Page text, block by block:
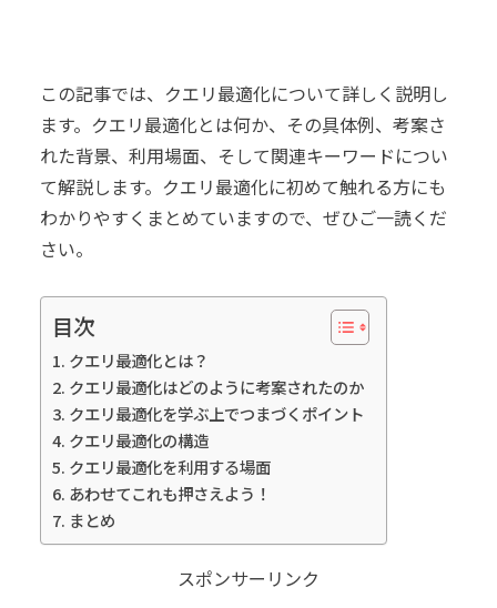
この記事では、クエリ最適化について詳しく説明し
ます。クエリ最適化とは何か、その具体例、考案さ
れた背景、利用場面、そして関連キーワードについ
て解説します。クエリ最適化に初めて触れる方にも
わかりやすくまとめていますので、ぜひご一読くだ
さい。
目次
クエリ最適化とは？
クエリ最適化はどのように考案されたのか
クエリ最適化を学ぶ上でつまづくポイント
クエリ最適化の構造
クエリ最適化を利用する場面
あわせてこれも押さえよう！
まとめ
スポンサーリンク